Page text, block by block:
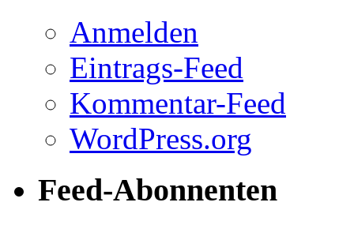
Anmelden
Eintrags-Feed
Kommentar-Feed
WordPress.org
Feed-Abonnenten